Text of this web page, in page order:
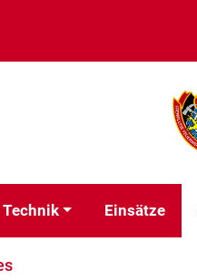
Technik Einsätze